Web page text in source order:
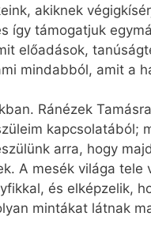
akiknek
így támogatjuk
előadások,
mind­abból, amit a
Ránézek
kapcsolatából;
arra, hogy
A mesék világa tele
és elképzelik,
mintákat látnak